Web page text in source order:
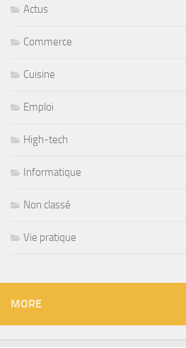
Actus
Commerce
Cuisine
Emploi
High-tech
Informatique
Non classé
Vie pratique
MORE